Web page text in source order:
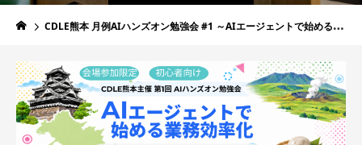
CDLE熊本 月例AIハンズオン勉強会 #1 ～AIエージェントで始める業務効率化